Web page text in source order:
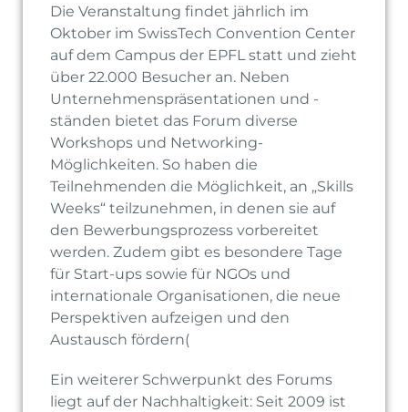
Die Veranstaltung findet jährlich im
Oktober im SwissTech Convention Center
auf dem Campus der EPFL statt und zieht
über 22.000 Besucher an. Neben
Unternehmenspräsentationen und -
ständen bietet das Forum diverse
Workshops und Networking-
Möglichkeiten. So haben die
Teilnehmenden die Möglichkeit, an „Skills
Weeks“ teilzunehmen, in denen sie auf
den Bewerbungsprozess vorbereitet
werden. Zudem gibt es besondere Tage
für Start-ups sowie für NGOs und
internationale Organisationen, die neue
Perspektiven aufzeigen und den
Austausch fördern(
Ein weiterer Schwerpunkt des Forums
liegt auf der Nachhaltigkeit: Seit 2009 ist